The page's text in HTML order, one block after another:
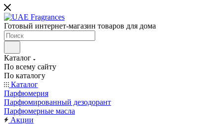
Готовый интернет-магазин товаров для дома
Каталог
По всему сайту
По каталогу
Каталог
Парфюмерия
Парфюмированный дезодорант
Парфюмерные масла
Акции